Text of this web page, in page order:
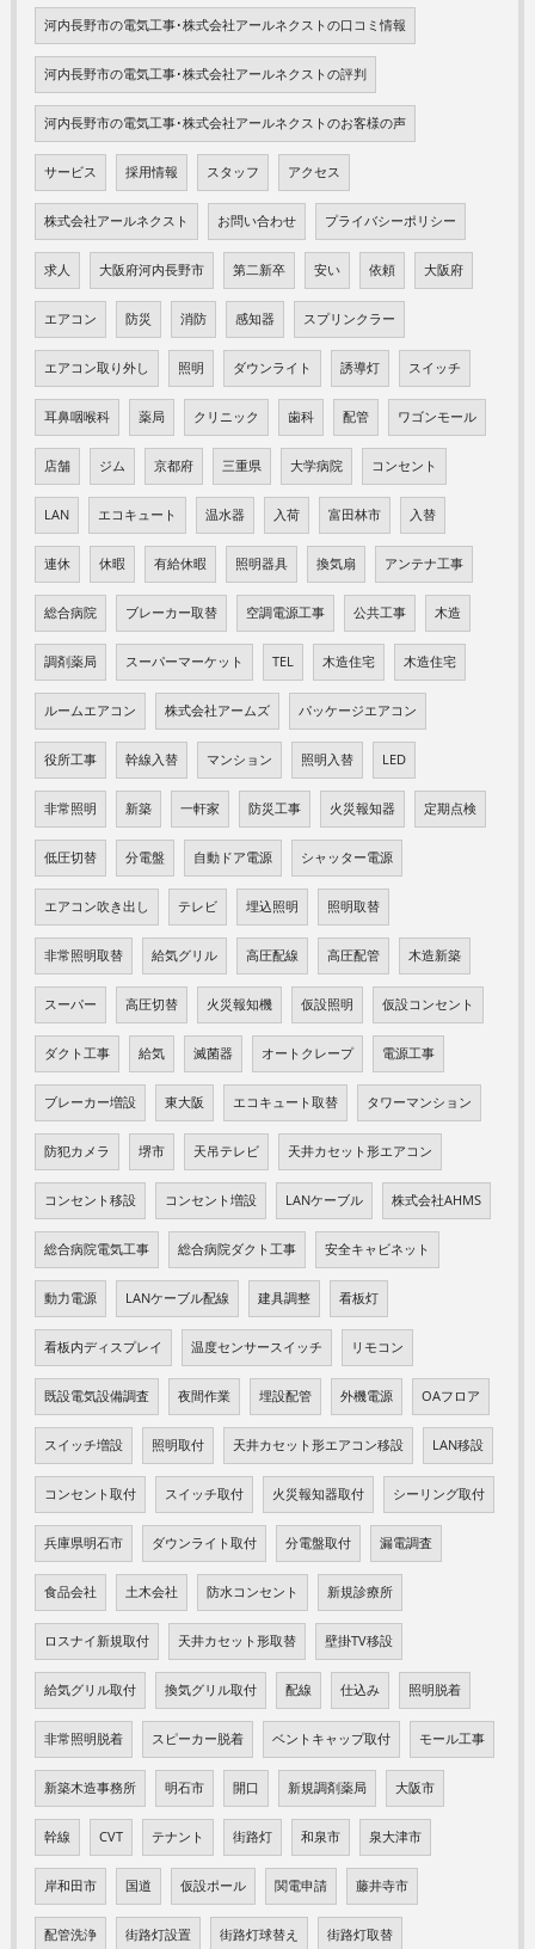
河内長野市の電気工事･株式会社アールネクストの口コミ情報
河内長野市の電気工事･株式会社アールネクストの評判
河内長野市の電気工事･株式会社アールネクストのお客様の声
サービス 採用情報 スタッフ アクセス
株式会社アールネクスト お問い合わせ プライバシーポリシー
求人 大阪府河内長野市 第二新卒 安い 依頼 大阪府
エアコン 防災 消防 感知器 スプリンクラー
エアコン取り外し 照明 ダウンライト 誘導灯 スイッチ
耳鼻咽喉科 薬局 クリニック 歯科 配管 ワゴンモール
店舗 ジム 京都府 三重県 大学病院 コンセント
LAN エコキュート 温水器 入荷 富田林市 入替
連休 休暇 有給休暇 照明器具 換気扇 アンテナ工事
総合病院 ブレーカー取替 空調電源工事 公共工事 木造
調剤薬局 スーパーマーケット TEL 木造住宅 木造住宅
ルームエアコン 株式会社アームズ パッケージエアコン
役所工事 幹線入替 マンション 照明入替 LED
非常照明 新築 一軒家 防災工事 火災報知器 定期点検
低圧切替 分電盤 自動ドア電源 シャッター電源
エアコン吹き出し テレビ 埋込照明 照明取替
非常照明取替 給気グリル 高圧配線 高圧配管 木造新築
スーパー 高圧切替 火災報知機 仮設照明 仮設コンセント
ダクト工事 給気 滅菌器 オートクレープ 電源工事
ブレーカー増設 東大阪 エコキュート取替 タワーマンション
防犯カメラ 堺市 天吊テレビ 天井カセット形エアコン
コンセント移設 コンセント増設 LANケーブル 株式会社AHMS
総合病院電気工事 総合病院ダクト工事 安全キャビネット
動力電源 LANケーブル配線 建具調整 看板灯
看板内ディスプレイ 温度センサースイッチ リモコン
既設電気設備調査 夜間作業 埋設配管 外機電源 OAフロア
スイッチ増設 照明取付 天井カセット形エアコン移設 LAN移設
コンセント取付 スイッチ取付 火災報知器取付 シーリング取付
兵庫県明石市 ダウンライト取付 分電盤取付 漏電調査
食品会社 土木会社 防水コンセント 新規診療所
ロスナイ新規取付 天井カセット形取替 壁掛TV移設
給気グリル取付 換気グリル取付 配線 仕込み 照明脱着
非常照明脱着 スピーカー脱着 ベントキャップ取付 モール工事
新築木造事務所 明石市 開口 新規調剤薬局 大阪市
幹線 CVT テナント 街路灯 和泉市 泉大津市
岸和田市 国道 仮設ポール 関電申請 藤井寺市
配管洗浄 街路灯設置 街路灯球替え 街路灯取替